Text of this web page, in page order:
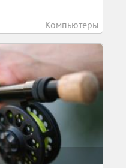
Компьютеры